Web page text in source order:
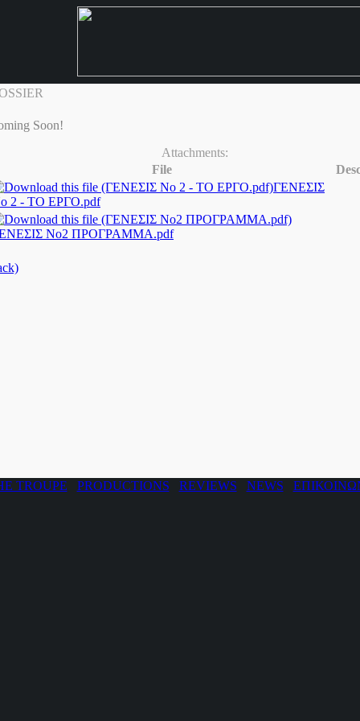
Soon!
Attachments:
File
ΓΕΝΕΣΙΣ
2 - ΤΟ ΕΡΓΟ.pdf
Νο2 ΠΡΟΓΡΑΜΜΑ.pdf
TROUPE PRODUCTIONS REVIEWS NEWS